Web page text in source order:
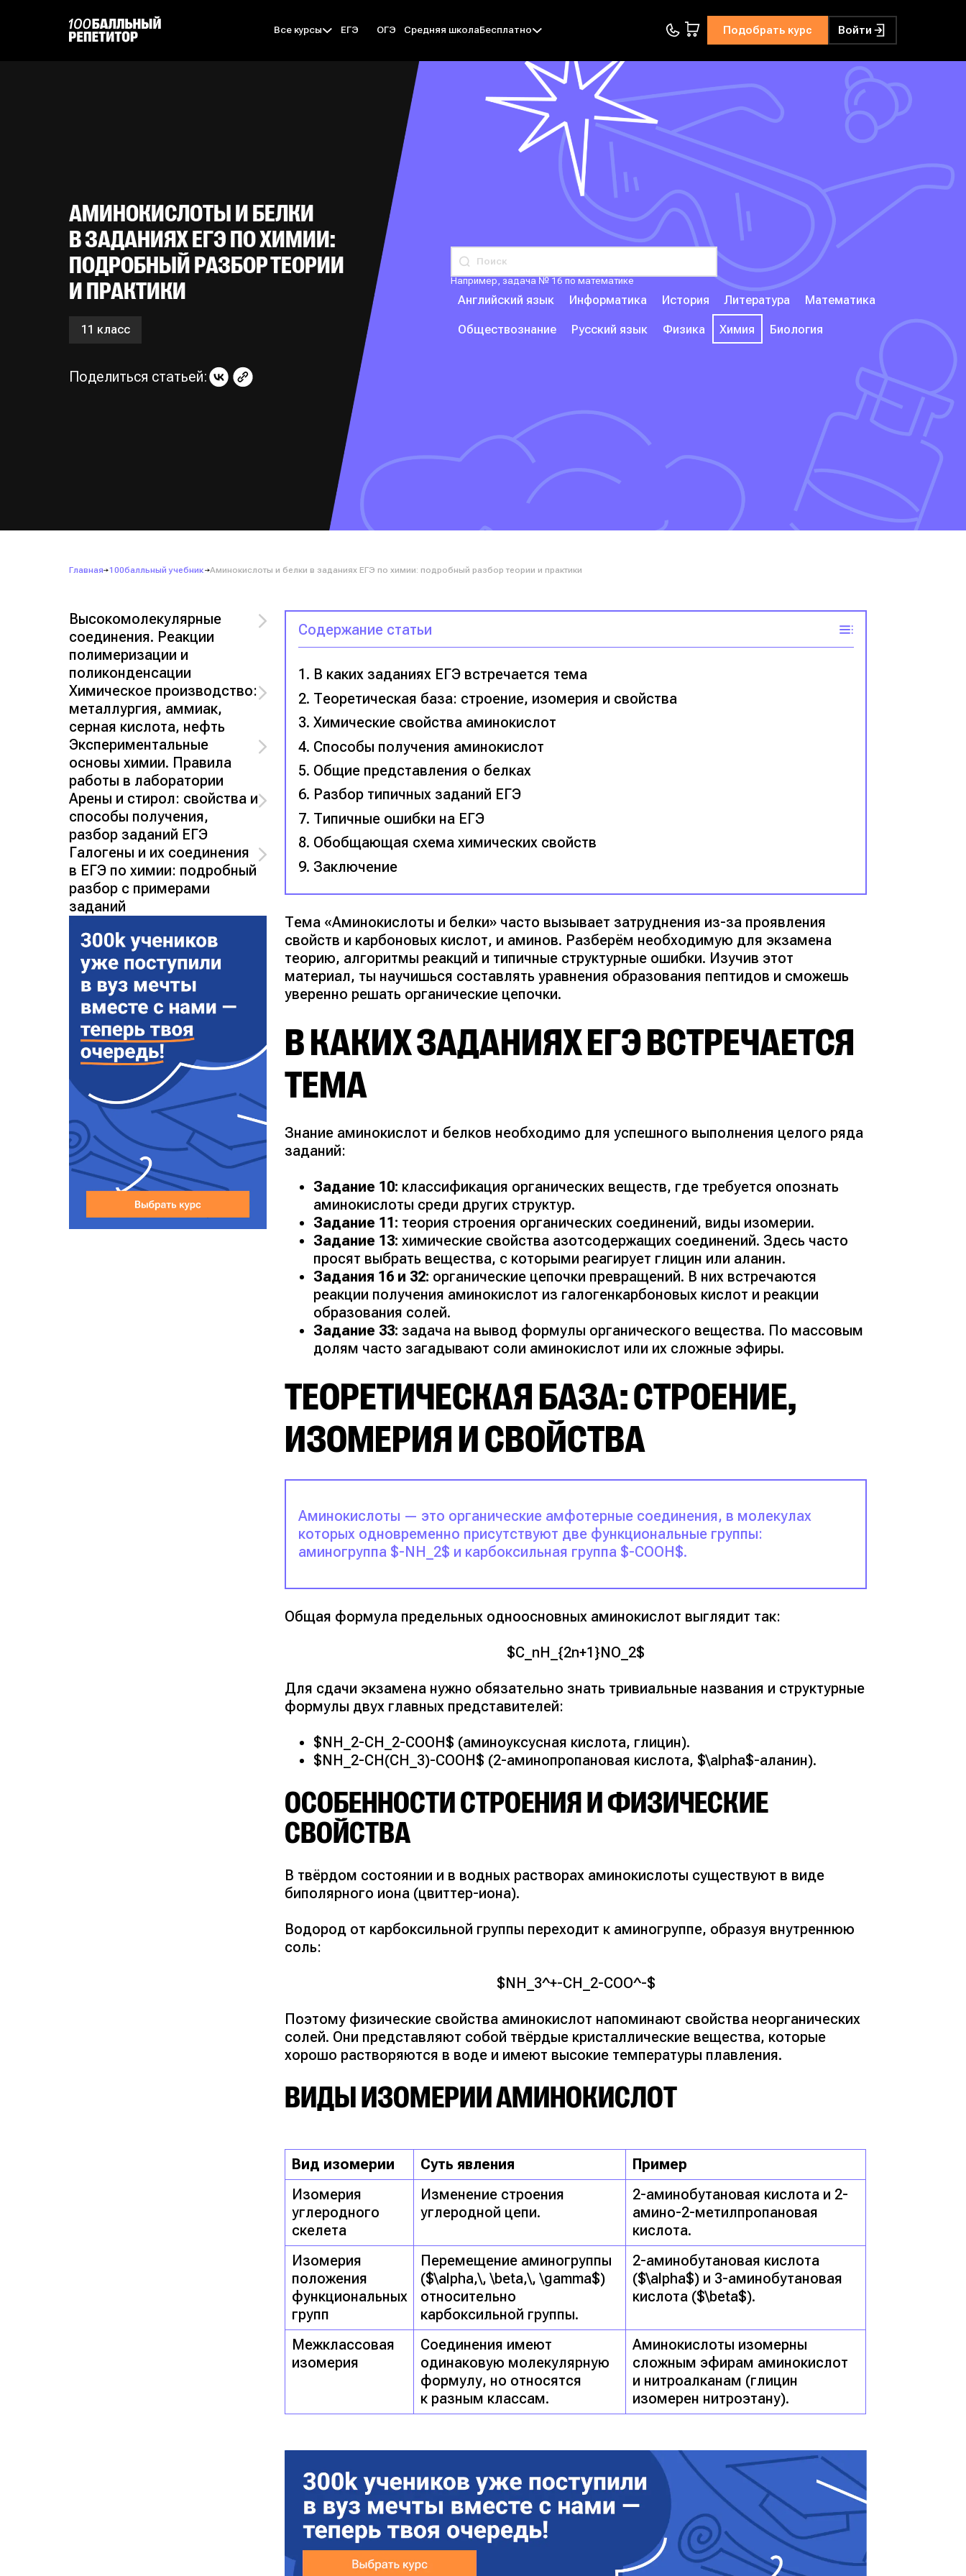
Все курсы ЕГЭ ОГЭ Средняя школаБесплатно Подобрать курс Войти
АМИНОКИСЛОТЫ И БЕЛКИ
В ЗАДАНИЯХ ЕГЭ ПО ХИМИИ:
ПОДРОБНЫЙ РАЗБОР ТЕОРИИ
И ПРАКТИКИ
11 класс
Поделиться статьей:
Например, задача № 16 по математике
Английский язык Информатика История Литература Математика
Обществознание Русский язык Физика Химия Биология
Главная 100балльный учебник Аминокислоты и белки в заданиях ЕГЭ по химии: подробный разбор теории и практики
Высокомолекулярные
соединения. Реакции
полимеризации и
поликонденсации
Химическое производство:
металлургия, аммиак,
серная кислота, нефть
Экспериментальные
основы химии. Правила
работы в лаборатории
Арены и стирол: свойства и
способы получения,
разбор заданий ЕГЭ
Галогены и их соединения
в ЕГЭ по химии: подробный
разбор с примерами
заданий
Содержание статьи
В каких заданиях ЕГЭ встречается тема
Теоретическая база: строение, изомерия и свойства
Химические свойства аминокислот
Способы получения аминокислот
Общие представления о белках
Разбор типичных заданий ЕГЭ
Типичные ошибки на ЕГЭ
Обобщающая схема химических свойств
Заключение
Тема «Аминокислоты и белки» часто вызывает затруднения из-за проявления
свойств и карбоновых кислот, и аминов. Разберём необходимую для экзамена
теорию, алгоритмы реакций и типичные структурные ошибки. Изучив этот
материал, ты научишься составлять уравнения образования пептидов и сможешь
уверенно решать органические цепочки.
В КАКИХ ЗАДАНИЯХ ЕГЭ ВСТРЕЧАЕТСЯ
ТЕМА
Знание аминокислот и белков необходимо для успешного выполнения целого ряда
заданий:
Задание 10: классификация органических веществ, где требуется опознать
аминокислоты среди других структур.
Задание 11: теория строения органических соединений, виды изомерии.
Задание 13: химические свойства азотсодержащих соединений. Здесь часто
просят выбрать вещества, с которыми реагирует глицин или аланин.
Задания 16 и 32: органические цепочки превращений. В них встречаются
реакции получения аминокислот из галогенкарбоновых кислот и реакции
образования солей.
Задание 33: задача на вывод формулы органического вещества. По массовым
долям часто загадывают соли аминокислот или их сложные эфиры.
ТЕОРЕТИЧЕСКАЯ БАЗА: СТРОЕНИЕ,
ИЗОМЕРИЯ И СВОЙСТВА
Аминокислоты — это органические амфотерные соединения, в молекулах
которых одновременно присутствуют две функциональные группы:
аминогруппа $-NH_2$ и карбоксильная группа $-COOH$.
Общая формула предельных одноосновных аминокислот выглядит так:
$C_nH_{2n+1}NO_2$
Для сдачи экзамена нужно обязательно знать тривиальные названия и структурные
формулы двух главных представителей:
$NH_2-CH_2-COOH$ (аминоуксусная кислота, глицин).
$NH_2-CH(CH_3)-COOH$ (2-аминопропановая кислота, $\alpha$-аланин).
ОСОБЕННОСТИ СТРОЕНИЯ И ФИЗИЧЕСКИЕ
СВОЙСТВА
В твёрдом состоянии и в водных растворах аминокислоты существуют в виде
биполярного иона (цвиттер-иона).
Водород от карбоксильной группы переходит к аминогруппе, образуя внутреннюю
соль:
$NH_3^+-CH_2-COO^-$
Поэтому физические свойства аминокислот напоминают свойства неорганических
солей. Они представляют собой твёрдые кристаллические вещества, которые
хорошо растворяются в воде и имеют высокие температуры плавления.
ВИДЫ ИЗОМЕРИИ АМИНОКИСЛОТ
Вид изомерии Суть явления
Пример
Изомерия
углеродного
скелета
Изменение строения
углеродной цепи.
2-аминобутановая кислота и 2-
амино-2-метилпропановая
кислота.
Изомерия
положения
функциональных
групп
Перемещение аминогруппы
($\alpha,\, \beta,\, \gamma$)
относительно
карбоксильной группы.
2-аминобутановая кислота
($\alpha$) и 3-аминобутановая
кислота ($\beta$).
Межклассовая
изомерия
Соединения имеют
одинаковую молекулярную
формулу, но относятся
к разным классам.
Аминокислоты изомерны
сложным эфирам аминокислот
и нитроалканам (глицин
изомерен нитроэтану).